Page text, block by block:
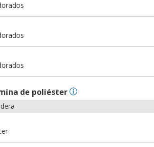
de poliéster